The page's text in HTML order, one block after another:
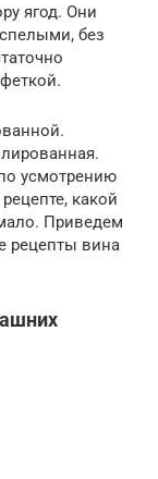
ягод. Они
без
усмотрению
какой
Приведем
рецепты вина